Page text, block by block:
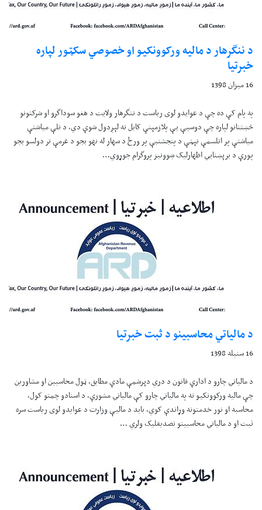
د ننگرهار د ماليه ورکوونکيو او خصوصي سکټور لپاره
خبرتيا
16 میزان 1398
په پام کې ده چې د عوايدو لوی رياست د ننگرهار ولايت د هغو سوداگرو او شرکتونو
څښتنانو لپاره چې دوسيې يې پلازمېنې کابل ته لېږدول شوې دي، د تلې مياشتې
مياشتې پر اتلسمې نېټې د پنجشنبې پر ورځ د سهار له نهو بجو د غرمې تر دولسو بجو
پورې د برېښنايي اظهارليک ښوونيز پروگرام جوړوي…
د مالیاتي محاسبینو د ثبت خبرتیا
16 سنبله 1398
د مالیاتي چارو د ادارې قانون د دري دېرشمې مادې مطابق، ټول محاسبین او مشاورین
چې مالیه ورکوونکيو ته په مالیاتي چارو کې مالیاتي مشورې، د اسنادو چمتو کول،
محاسبه او نور خدمتونه وړاندې کوي، بايد د مالیې وزارت د عوایدو لوی ریاست سره
ثبت او د مالیاتي محاسبینو تصدیقليک ولري …